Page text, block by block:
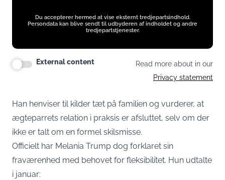
Du accepterer hermed at vise eksternt tredjepartsindhold.
Persondata kan blive sendt til udbyderen af indholdet og andre
tredjepartstjenester.
External content
Read more about in our
Privacy statement
Han henviser til kilder tæt på familien og vurderer, at
ægteparrets relation i praksis er afsluttet, selv om der
ikke er talt om en formel skilsmisse.
Officielt har Melania Trump dog forklaret sin
fraværenhed med behovet for fleksibilitet. Hun udtalte
i januar: